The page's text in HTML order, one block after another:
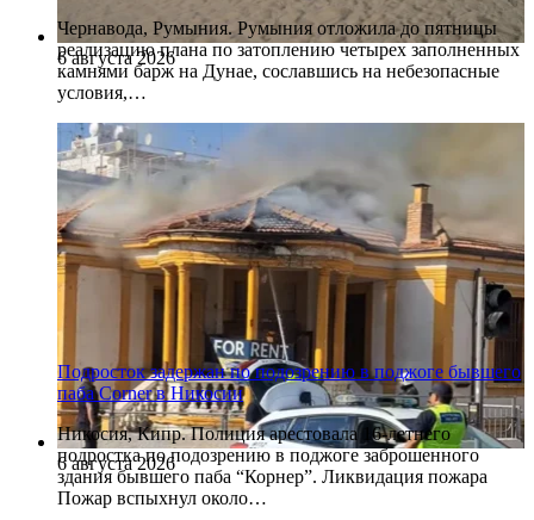
6 августа 2026
Чернавода, Румыния. Румыния отложила до пятницы
реализацию плана по затоплению четырех заполненных
камнями барж на Дунае, сославшись на небезопасные
условия,…
6 августа 2026
Подросток задержан по подозрению в поджоге бывшего
паба Corner в Никосии
Никосия, Кипр. Полиция арестовала 16-летнего
подростка по подозрению в поджоге заброшенного
здания бывшего паба “Корнер”. Ликвидация пожара
Пожар вспыхнул около…